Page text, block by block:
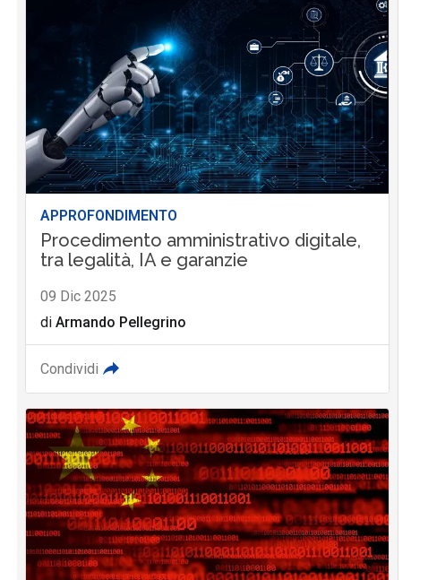
APPROFONDIMENTO
Procedimento amministrativo digitale,
tra legalità, IA e garanzie
09 Dic 2025
di Armando Pellegrino
Condividi